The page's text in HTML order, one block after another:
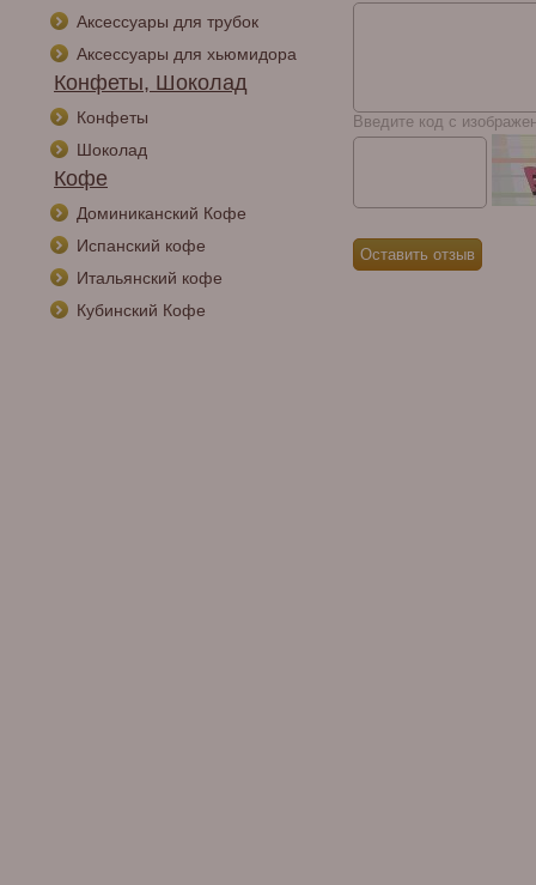
Аксессуары для трубок
Аксессуары для хьюмидора
Конфеты, Шоколад
Конфеты
Шоколад
Кофе
Доминиканский Кофе
Испанский кофе
Итальянский кофе
Кубинский Кофе
Введите код с